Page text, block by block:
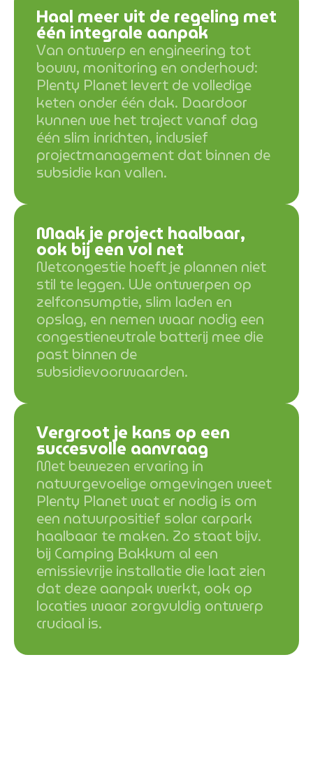
Haal meer uit de regeling met
één integrale aanpak
Van ontwerp en engineering tot
bouw, monitoring en onderhoud:
Plenty Planet levert de volledige
keten onder één dak. Daardoor
kunnen we het traject vanaf dag
één slim inrichten, inclusief
projectmanagement dat binnen de
subsidie kan vallen.
Maak je project haalbaar,
ook bij een vol net
Netcongestie hoeft je plannen niet
stil te leggen. We ontwerpen op
zelfconsumptie, slim laden en
opslag, en nemen waar nodig een
congestieneutrale batterij mee die
past binnen de
subsidievoorwaarden.
Vergroot je kans op een
succesvolle aanvraag
Met bewezen ervaring in
natuurgevoelige omgevingen weet
Plenty Planet wat er nodig is om
een natuurpositief solar carpark
haalbaar te maken. Zo staat bijv.
bij Camping Bakkum al een
emissievrije installatie die laat zien
dat deze aanpak werkt, ook op
locaties waar zorgvuldig ontwerp
cruciaal is.